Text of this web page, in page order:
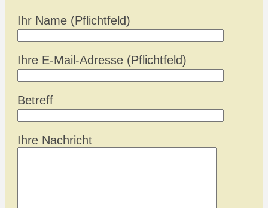
Ihr Name (Pflichtfeld)
Ihre E-Mail-Adresse (Pflichtfeld)
Betreff
Ihre Nachricht